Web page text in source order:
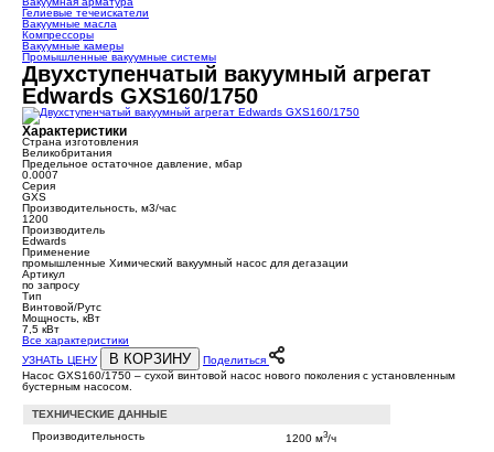
Гелиевые течеискатели
Вакуумные масла
Компрессоры
Вакуумные камеры
Промышленные вакуумные системы
Двухступенчатый вакуумный агрегат
Edwards GXS160/1750
Характеристики
Страна изготовления
Великобритания
Предельное остаточное давление, мбар
0.0007
Серия
GXS
Производительность, м3/час
1200
Производитель
Edwards
Применение
промышленные Химический вакуумный насос для дегазации
Артикул
по запросу
Тип
Винтовой/Рутс
Мощность, кВт
7,5 кВт
Все характеристики
УЗНАТЬ ЦЕНУ
В КОРЗИНУ
Поделиться
Насос GXS160/1750 – сухой винтовой насос нового поколения с установленным
бустерным насосом.
ТЕХНИЧЕСКИЕ ДАННЫЕ
Производительность
1200 м3/ч